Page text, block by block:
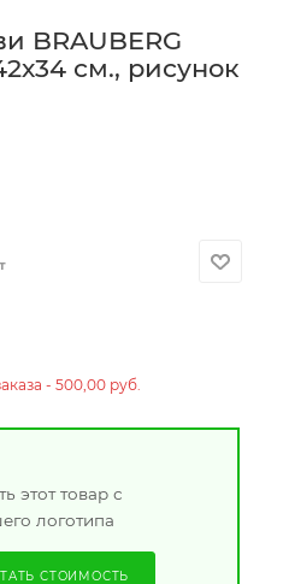
BRAUBERG
см., рисунок
- 500,00 руб.
этот товар с
логотипа
СТОИМОСТЬ